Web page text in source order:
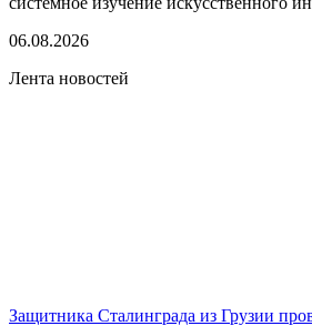
06.08.2026
Лента новостей
Защитника Сталинграда из Грузии